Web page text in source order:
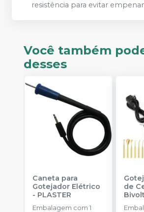
resistência para evitar
Você também
desses
Caneta para
Gotejador Elétrico
- PLASTER
Embalagem com 1
de